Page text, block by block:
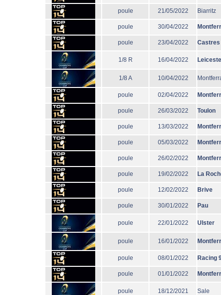
poule 21/05/2022 Biarritz
poule 30/04/2022
poule 23/04/2022 Castres
1/8 R 16/04/2022
1/8 A 10/04/2022
poule 02/04/2022
poule 26/03/2022 Toulon
poule 13/03/2022
poule 05/03/2022
poule 26/02/2022
poule 19/02/2022 La
poule 12/02/2022 Brive
poule 30/01/2022 Pau
poule 22/01/2022 Ulster
poule 16/01/2022
poule 08/01/2022 Racing
poule 01/01/2022
poule 18/12/2021 Sale